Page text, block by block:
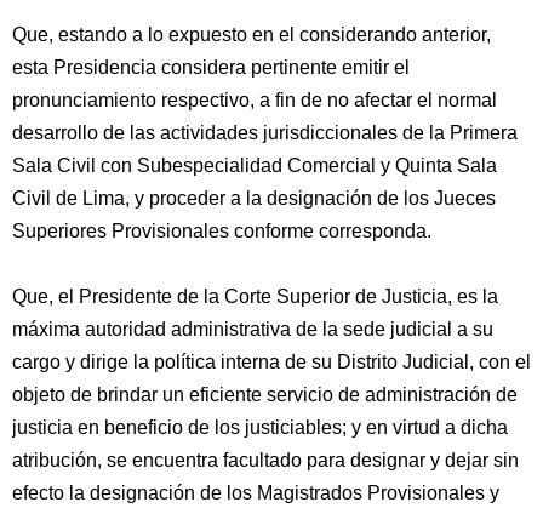
Que, estando a lo expuesto en el considerando anterior,
esta Presidencia considera pertinente emitir el
pronunciamiento respectivo, a fin de no afectar el normal
desarrollo de las actividades jurisdiccionales de la Primera
Sala Civil con Subespecialidad Comercial y Quinta Sala
Civil de Lima, y proceder a la designación de los Jueces
Superiores Provisionales conforme corresponda.
Que, el Presidente de la Corte Superior de Justicia, es la
máxima autoridad administrativa de la sede judicial a su
cargo y dirige la política interna de su Distrito Judicial, con el
objeto de brindar un eficiente servicio de administración de
justicia en beneficio de los justiciables; y en virtud a dicha
atribución, se encuentra facultado para designar y dejar sin
efecto la designación de los Magistrados Provisionales y